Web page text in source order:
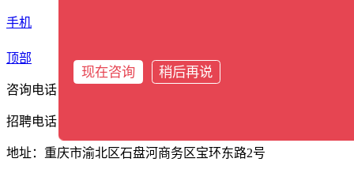
手机
顶部
咨询电话：17338388561
招聘电话：13609402162
地址：重庆市渝北区石盘河商务区宝环东路2号
现在咨询 稍后再说